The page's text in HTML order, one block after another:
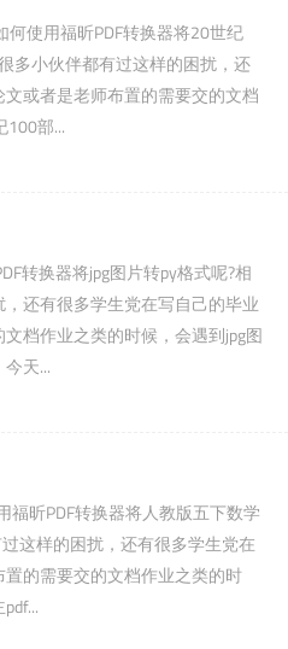
使用福昕PDF转换器将20世纪
多小伙伴都有过这样的困扰，还
或者是老师布置的需要交的文档
100部...
转换器将jpg图片转py格式呢?相
还有很多学生党在写自己的毕业
档作业之类的时候，会遇到jpg图
天...
福昕PDF转换器将人教版五下数学
这样的困扰，还有很多学生党在
的需要交的文档作业之类的时